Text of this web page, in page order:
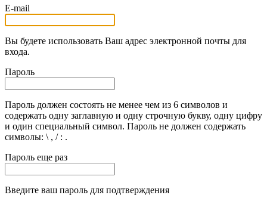
E-mail
Вы будете использовать Ваш адрес электронной почты для
входа.
Пароль
Пароль должен состоять не менее чем из 6 символов и
содержать одну заглавную и одну строчную букву, одну цифру
и один специальный символ. Пароль не должен содержать
символы: \ , / : .
Пароль еще раз
Введите ваш пароль для подтверждения